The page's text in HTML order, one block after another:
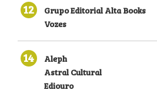
12
Grupo Editorial Alta Books
Vozes
14
Aleph
Astral Cultural
Ediouro